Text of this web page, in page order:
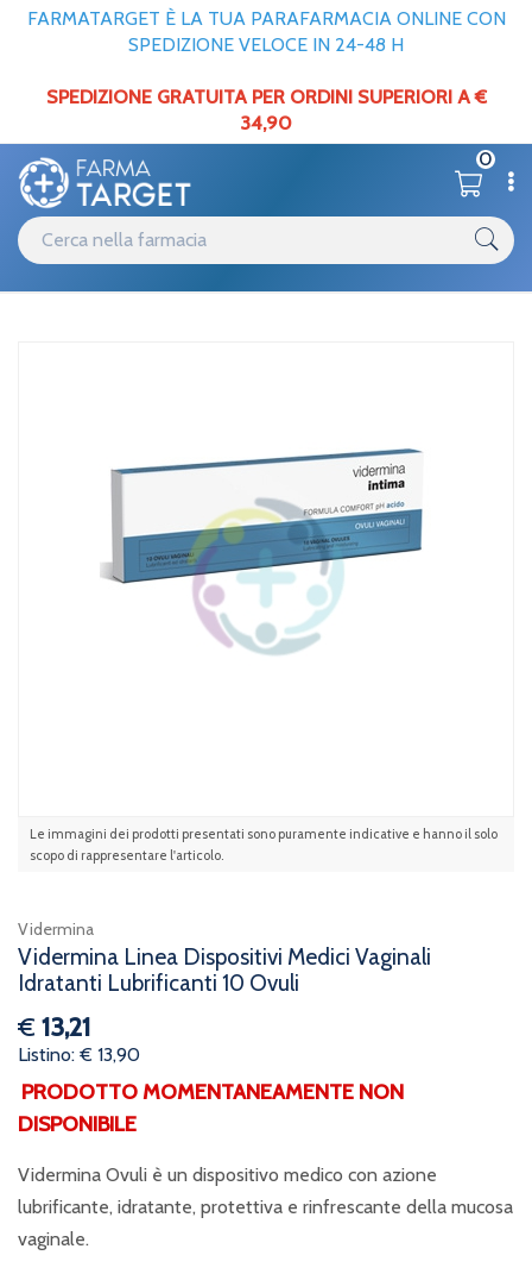
FARMATARGET È LA TUA PARAFARMACIA ONLINE CON
SPEDIZIONE VELOCE IN 24-48 H
SPEDIZIONE GRATUITA PER ORDINI SUPERIORI A €
34,90
0
Ovuli
Le immagini dei prodotti presentati sono puramente indicative e hanno il solo
scopo di rappresentare l'articolo.
Vidermina
Vidermina Linea Dispositivi Medici Vaginali
Idratanti Lubrificanti 10 Ovuli
€ 13,21
Listino: € 13,90
PRODOTTO MOMENTANEAMENTE NON
DISPONIBILE
Vidermina Ovuli è un dispositivo medico con azione
lubrificante, idratante, protettiva e rinfrescante della mucosa
vaginale.